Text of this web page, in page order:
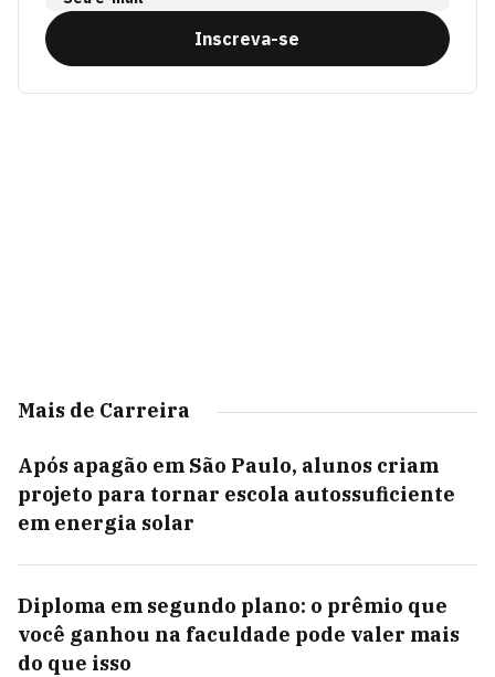
Inscreva-se
Mais de Carreira
Após apagão em São Paulo, alunos criam
projeto para tornar escola autossuficiente
em energia solar
Diploma em segundo plano: o prêmio que
você ganhou na faculdade pode valer mais
do que isso